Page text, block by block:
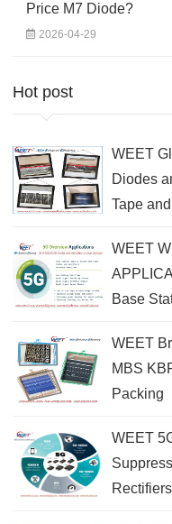
Price M7 Diode?
2026-04-29
Hot post
WEET
Diodes
Tape
WEET
Base
WEET
MBS
Packing
WEET